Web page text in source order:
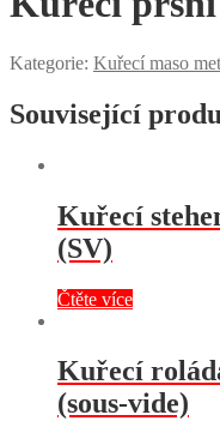
Kategorie: Kuřecí maso
Související
Kuřecí
(SV)
Čtěte více
Kuřecí
(sous-vide)